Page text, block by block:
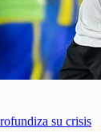
su crisis